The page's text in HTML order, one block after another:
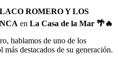
ROMERO Y LOS
en La Casa de la Mar 🌴🔥
hablamos de uno de los
destacados de su generación.